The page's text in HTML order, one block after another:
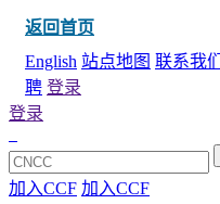
返回首页
English 站点地图 联系我们
聘 登录
登录
加入CCF 加入CCF